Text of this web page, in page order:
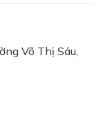
Võ Thị Sáu,